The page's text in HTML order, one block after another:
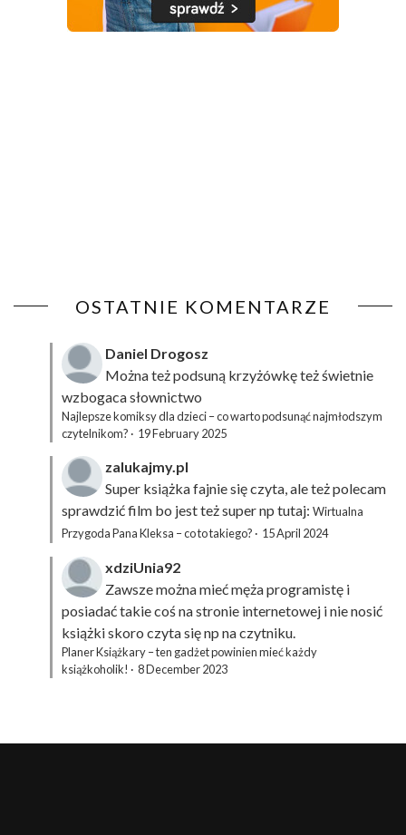
OSTATNIE KOMENTARZE
Daniel Drogosz
Można też podsuną krzyżówkęteż świetnie
wzbogaca słownictwo
Najlepsze komiksy dla dzieci – co warto podsunąć najmłodszym
czytelnikom? · 19 February 2025
zalukajmy.pl
Super książka fajnie się czyta, ale też polecam
sprawdzić film bo jest też super np tutaj: Wirtualna
Przygoda Pana Kleksa – co to takiego? · 15 April 2024
xdziUnia92
Zawsze można mieć męża programistę i
posiadać takie coś na stronie internetowej i nie nosić
książki skoro czyta się np na czytniku.
Planer Książkary – ten gadżet powinien mieć każdy
książkoholik! · 8 December 2023